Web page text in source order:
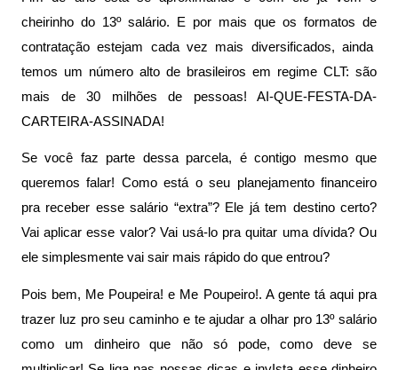
cheirinho do 13º salário. E por mais que os formatos de
contratação estejam cada vez mais diversificados, ainda
temos um número alto de brasileiros em regime CLT: são
mais de 30 milhões de pessoas! AI-QUE-FESTA-DA-
CARTEIRA-ASSINADA!
Se você faz parte dessa parcela, é contigo mesmo que
queremos falar! Como está o seu planejamento financeiro
pra receber esse salário “extra”? Ele já tem destino certo?
Vai aplicar esse valor? Vai usá-lo pra quitar uma dívida? Ou
ele simplesmente vai sair mais rápido do que entrou?
Pois bem, Me Poupeira! e Me Poupeiro!. A gente tá aqui pra
trazer luz pro seu caminho e te ajudar a olhar pro 13º salário
como um dinheiro que não só pode, como deve se